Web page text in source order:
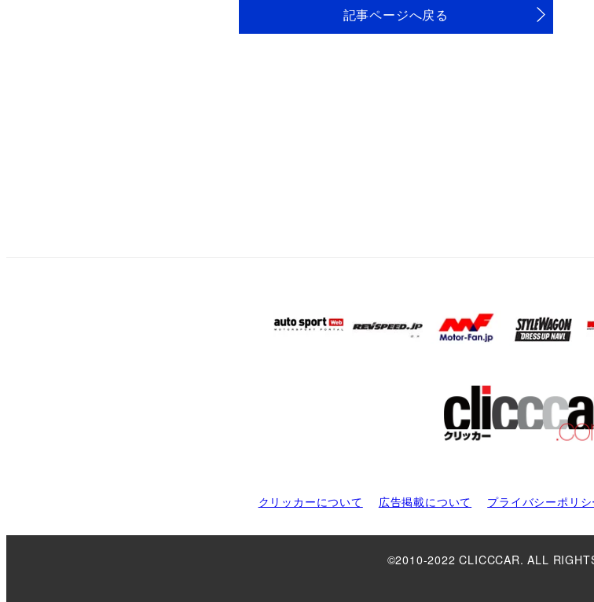
記事ページへ戻る
クリッカーについて 広告掲載について プライバシーポリシ
©2010-2022 CLICCCAR. ALL